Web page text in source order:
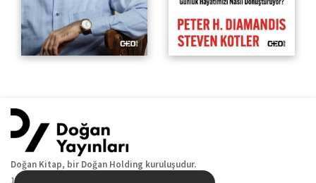
Doğan Kitap, bir Doğan Holding kuruluşudur.
19 Mayıs Cad. Golden Plaza No:1 Kat:10